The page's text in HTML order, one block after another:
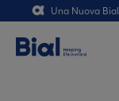
Una Nuova Bial